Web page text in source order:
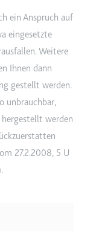
ein Anspruch auf
eingesetzte
Weitere
Ihnen dann
gestellt werden.
unbrauchbar,
werden
27.2.2008, 5 U